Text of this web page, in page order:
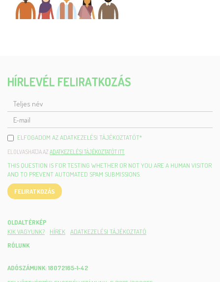
HÍRLEVÉL FELIRATKOZÁS
TELJES
NÉV
MAIL
ELFOGADOM AZ ADATKEZELÉSI TÁJÉKOZTATÓT*
ELOLVASHATJA AZ ADATKEZELÉSI TÁJÉKOZTATÓT ITT.
THIS QUESTION IS FOR TESTING WHETHER OR NOT YOU ARE A HUMAN VISITOR
AND TO PREVENT AUTOMATED SPAM SUBMISSIONS.
FELIRATKOZÁS
OLDALTÉRKÉP
KIK VAGYUNK?
HÍREK
ADATKEZELÉSI TÁJÉKOZTATÓ
RÓLUNK
ADÓSZÁMUNK: 18072165-1-42